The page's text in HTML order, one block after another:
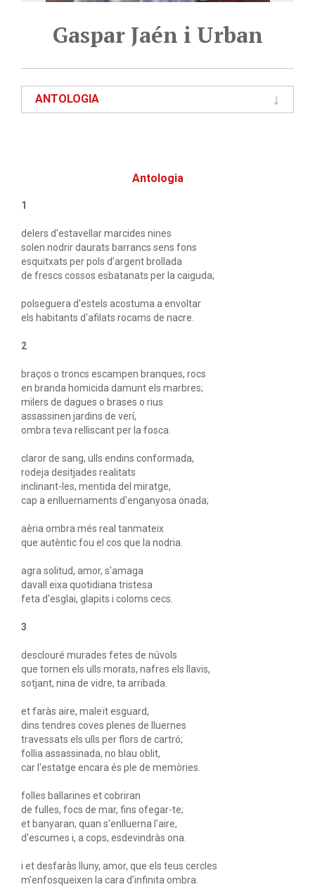
Gaspar Jaén i Urban
ANTOLOGIA
Antologia
1
delers d'estavellar marcides nines
solen nodrir daurats barrancs sens fons
esquitxats per pols d'argent brollada
de frescs cossos esbatanats per la caiguda;
polseguera d'estels acostuma a envoltar
els habitants d'afilats rocams de nacre.
2
braços o troncs escampen branques, rocs
en branda homicida damunt els marbres;
milers de dagues o brases o rius
assassinen jardins de verí,
ombra teva relliscant per la fosca.
claror de sang, ulls endins conformada,
rodeja desitjades realitats
inclinant-les, mentida del miratge,
cap a enlluernaments d'enganyosa onada;
aèria ombra més real tanmateix
que autèntic fou el cos que la nodria.
agra solitud, amor, s'amaga
davall eixa quotidiana tristesa
feta d'esglai, glapits i coloms cecs.
3
desclouré murades fetes de núvols
que tornen els ulls morats, nafres els llavis,
sotjant, nina de vidre, ta arribada.
et faràs aire, maleït esguard,
dins tendres coves plenes de lluernes
travessats els ulls per flors de cartró;
follia assassinada, no blau oblit,
car l'estatge encara és ple de memòries.
folles ballarines et cobriran
de fulles, focs de mar, fins ofegar-te;
et banyaran, quan s'enlluerna l'aire,
d'escumes i, a cops, esdevindràs ona.
i et desfaràs lluny, amor, que els teus cercles
m'enfosqueixen la cara d'infinita ombra.